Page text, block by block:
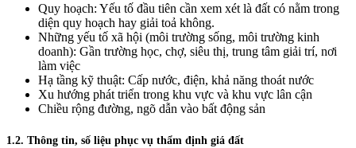
Quy hoạch: Yếu tố đầu tiên cần xem xét là đất có nằm trong
diện quy hoạch hay giải toả không.
Những yếu tố xã hội (môi trường sống, môi trường kinh
doanh): Gần trường học, chợ, siêu thị, trung tâm giải trí, nơi
làm việc
Hạ tầng kỹ thuật: Cấp nước, điện, khả năng thoát nước
Xu hướng phát triển trong khu vực và khu vực lân cận
Chiều rộng đường, ngõ dẫn vào bất động sản
1.2. Thông tin, số liệu phục vụ thẩm định giá đất